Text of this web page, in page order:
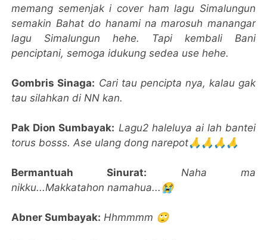
memang semenjak i cover ham lagu Simalungun
semakin Bahat do hanami na marosuh manangar
lagu Simalungun hehe. Tapi kembali Bani
penciptani, semoga idukung sedea use hehe.
Gombris Sinaga: Cari tau pencipta nya, kalau gak
tau silahkan di NN kan.
Pak Dion Sumbayak: Lagu2 haleluya ai lah bantei
torus bosss. Ase ulang dong narepot🙏🙏🙏🙏
Bermantuah Sinurat: Naha ma
nikku...Makkatahon namahua...😭
Abner Sumbayak: Hhmmmm 🙄